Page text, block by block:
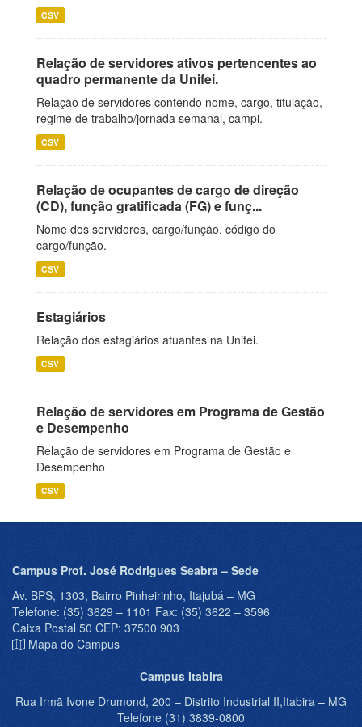
CSV
Relação de servidores ativos pertencentes ao
quadro permanente da Unifei.
Relação de servidores contendo nome, cargo, titulação,
regime de trabalho/jornada semanal, campi.
CSV
Relação de ocupantes de cargo de direção
(CD), função gratificada (FG) e funç...
Nome dos servidores, cargo/função, código do
cargo/função.
CSV
Estagiários
Relação dos estagiários atuantes na Unifei.
CSV
Relação de servidores em Programa de Gestão
e Desempenho
Relação de servidores em Programa de Gestão e
Desempenho
CSV
Campus Prof. José Rodrigues Seabra – Sede
Av. BPS, 1303, Bairro Pinheirinho, Itajubá – MG
Telefone: (35) 3629 – 1101 Fax: (35) 3622 – 3596
Caixa Postal 50 CEP: 37500 903
Mapa do Campus
Campus Itabira
Rua Irmã Ivone Drumond, 200 – Distrito Industrial II,Itabira – MG
Telefone (31) 3839-0800